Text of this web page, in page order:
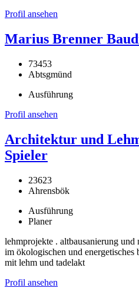
Profil ansehen
Marius Brenner
73453
Abtsgmünd
Ausführung
Profil ansehen
Architektur und
Spieler
23623
Ahrensbök
Ausführung
Planer
lehmprojekte . altbausanierung
im ökologischen und energetisches
mit lehm und tadelakt
Profil ansehen